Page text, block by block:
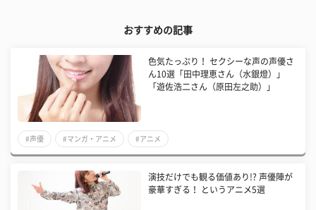
おすすめの記事
色気たっぷり！ セクシーな声の声優さ
ん10選「田中理恵さん（水銀燈）」
「遊佐浩二さん（原田左之助）」
#声優 #マンガ・アニメ #アニメ
演技だけでも観る価値あり!? 声優陣が
豪華すぎる！ というアニメ5選